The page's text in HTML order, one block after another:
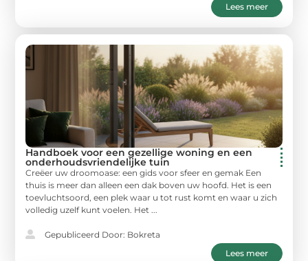
Lees meer
Handboek voor een gezellige woning en een
onderhoudsvriendelijke tuin
Creëer uw droomoase: een gids voor sfeer en gemak Een
thuis is meer dan alleen een dak boven uw hoofd. Het is een
toevluchtsoord, een plek waar u tot rust komt en waar u zich
volledig uzelf kunt voelen. Het ...
Gepubliceerd Door: Bokreta
Lees meer